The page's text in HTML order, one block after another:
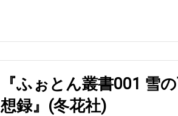
『ふぉとん叢書001 雪
想録』(冬花社)